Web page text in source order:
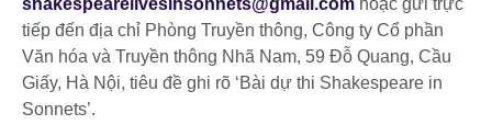
tiếp đến địa chỉ Phòng Truyền thông, Công ty Cổ phần
Văn hóa và Truyền thông Nhã Nam, 59 Đỗ Quang, Cầu
Giấy, Hà Nội, tiêu đề ghi rõ ‘Bài dự thi Shakespeare in
Sonnets’.